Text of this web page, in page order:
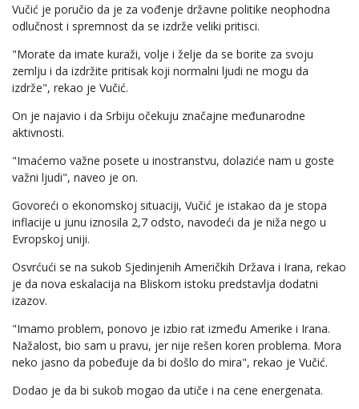
Vučić je poručio da je za vođenje državne politike neophodna
odlučnost i spremnost da se izdrže veliki pritisci.
"Morate da imate kuraži, volje i želje da se borite za svoju
zemlju i da izdržite pritisak koji normalni ljudi ne mogu da
izdrže", rekao je Vučić.
On je najavio i da Srbiju očekuju značajne međunarodne
aktivnosti.
"Imaćemo važne posete u inostranstvu, dolaziće nam u goste
važni ljudi", naveo je on.
Govoreći o ekonomskoj situaciji, Vučić je istakao da je stopa
inflacije u junu iznosila 2,7 odsto, navodeći da je niža nego u
Evropskoj uniji.
Osvrćući se na sukob Sjedinjenih Američkih Država i Irana, rekao
je da nova eskalacija na Bliskom istoku predstavlja dodatni
izazov.
"Imamo problem, ponovo je izbio rat između Amerike i Irana.
Nažalost, bio sam u pravu, jer nije rešen koren problema. Mora
neko jasno da pobeđuje da bi došlo do mira", rekao je Vučić.
Dodao je da bi sukob mogao da utiče i na cene energenata.